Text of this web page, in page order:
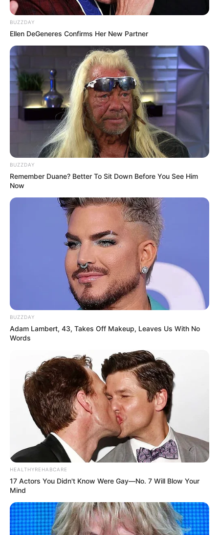
BUZZDAY
Ellen DeGeneres Confirms Her New Partner
BUZZDAY
Remember Duane? Better To Sit Down Before You See Him
Now
BUZZDAY
Adam Lambert, 43, Takes Off Makeup, Leaves Us With No
Words
HEALTHYREHABCARE
17 Actors You Didn't Know Were Gay—No. 7 Will Blow Your
Mind